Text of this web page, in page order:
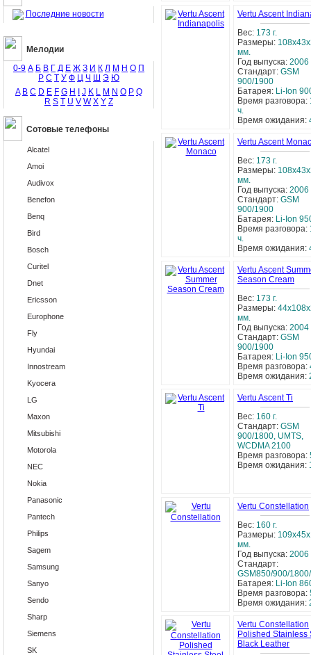
Последние новости
Мелодии
0-9 А Б В Г Д Е Ж З И К Л М Н О П
Р С Т У Ф Ц Ч Ш Э Ю
A B C D E F G H J K L M N O P Q
R S T U V W X Y Z
Сотовые телефоны
Alcatel
Amoi
Audivox
Benefon
Benq
Bird
Bosch
Curitel
Dnet
Ericsson
Europhone
Fly
Hyundai
Innostream
Kyocera
LG
Maxon
Mitsubishi
Motorola
NEC
Nokia
Panasonic
Pantech
Philips
Sagem
Samsung
Sanyo
Sendo
Sharp
Siemens
SK
Vertu Ascent
Вес: 173 г.
Размеры:
мм.
Год выпуска: 2006
Стандарт: GSM
900/1900
Батарея: Li-Ion
Время разговора:
ч.
Время ожидания:
Vertu Ascent
Вес: 173 г.
Размеры:
мм.
Год выпуска: 2006
Стандарт: GSM
900/1900
Батарея: Li-Ion
Время разговора:
ч.
Время ожидания:
Vertu Ascent
Season Cream
Вес: 173 г.
Размеры:
мм.
Год выпуска: 2004
Стандарт: GSM
900/1900
Батарея: Li-Ion
Время разговора:
Время ожидания:
Vertu Ascent Ti
Вес: 160 г.
Стандарт: GSM
900/1800, UMTS,
WCDMA 2100
Время разговора:
Время ожидания:
Vertu Constellation
Вес: 160 г.
Размеры:
мм.
Год выпуска: 2006
Стандарт:
GSM850/900/
Батарея: Li-Ion
Время разговора:
Время ожидания:
Vertu Constellation
Polished Stainless
Black Leather